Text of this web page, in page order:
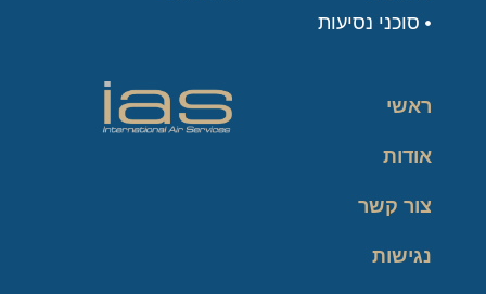
סוכני נסיעות
ראשי
אודות
צור קשר
נגישות